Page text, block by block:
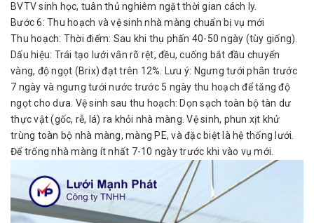
BVTV sinh học, tuân thủ nghiêm ngặt thời gian cách ly.
Bước 6: Thu hoạch và vệ sinh nhà màng chuẩn bị vụ mới
Thu hoạch: Thời điểm: Sau khi thụ phấn 40-50 ngày (tùy giống).
Dấu hiệu: Trái tạo lưới vân rõ rệt, đều, cuống bắt đầu chuyển
vàng, độ ngọt (Brix) đạt trên 12%. Lưu ý: Ngưng tưới phân trước
7 ngày và ngưng tưới nước trước 5 ngày thu hoạch để tăng độ
ngọt cho dưa. Vệ sinh sau thu hoạch: Dọn sạch toàn bộ tàn dư
thực vật (gốc, rễ, lá) ra khỏi nhà màng. Vệ sinh, phun xịt khử
trùng toàn bộ nhà màng, màng PE, và đặc biệt là hệ thống lưới.
Để trống nhà màng ít nhất 7-10 ngày trước khi vào vụ mới.